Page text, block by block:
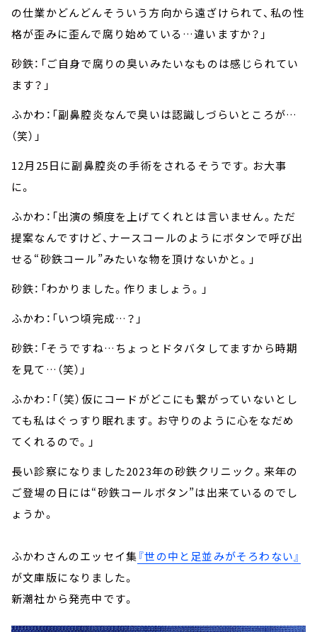
の仕業かどんどんそういう方向から遠ざけられて、私の性
格が歪みに歪んで腐り始めている…違いますか？」
砂鉄：「ご自身で腐りの臭いみたいなものは感じられてい
ます？」
ふかわ：「副鼻腔炎なんで臭いは認識しづらいところが…
（笑）」
12月25日に副鼻腔炎の手術をされるそうです。お大事
に。
ふかわ：「出演の頻度を上げてくれとは言いません。ただ
提案なんですけど、ナースコールのようにボタンで呼び出
せる“砂鉄コール”みたいな物を頂けないかと。」
砂鉄：「わかりました。作りましょう。」
ふかわ：「いつ頃完成…？」
砂鉄：「そうですね…ちょっとドタバタしてますから時期
を見て…（笑）」
ふかわ：「（笑）仮にコードがどこにも繋がっていないとし
ても私はぐっすり眠れます。お守りのように心をなだめ
てくれるので。」
長い診察になりました2023年の砂鉄クリニック。来年の
ご登場の日には“砂鉄コールボタン”は出来ているのでし
ょうか。
ふかわさんのエッセイ集『世の中と足並みがそろわない』
が文庫版になりました。
新潮社から発売中です。